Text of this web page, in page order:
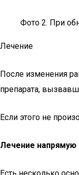
Фото 2. При
Лечение
После изменения
препарата,
Если этого не
Лечение напрямую